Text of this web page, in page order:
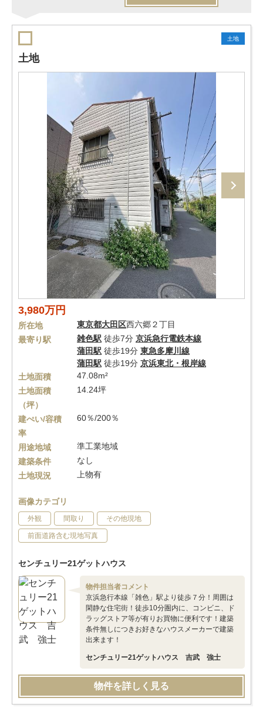
土地
土地
3,980万円
所在地 東京都大田区西六郷２丁目
最寄り駅
雑色駅 徒歩7分 京浜急行電鉄本線
蒲田駅 徒歩19分 東急多摩川線
蒲田駅 徒歩19分 京浜東北・根岸線
土地面積
47.08m²
土地面積
（坪）
14.24坪
建ぺい/容積
率
60％/200％
用途地域
準工業地域
建築条件
なし
土地現況
上物有
画像カテゴリ
外観 間取り その他現地
前面道路含む現地写真
センチュリー21ゲットハウス
物件担当者コメント
京浜急行本線「雑色」駅より徒歩７分！周囲は
閑静な住宅街！徒歩10分圏内に、コンビニ、ド
ラッグストア等が有りお買物に便利です！建築
条件無しにつきお好きなハウスメーカーで建築
出来ます！
センチュリー21ゲットハウス 吉武 強士
物件を詳しく見る